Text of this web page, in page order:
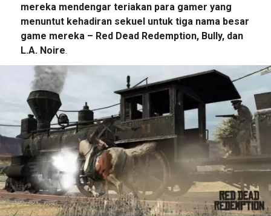
mereka mendengar teriakan para gamer yang
menuntut kehadiran sekuel untuk tiga nama besar
game mereka – Red Dead Redemption, Bully, dan
L.A. Noire.